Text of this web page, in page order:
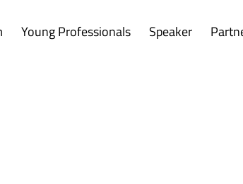
Young Professionals Speaker